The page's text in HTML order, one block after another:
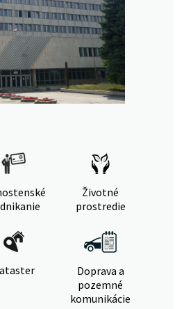
Životné
prostredie
Doprava a
pozemné
komunikácie